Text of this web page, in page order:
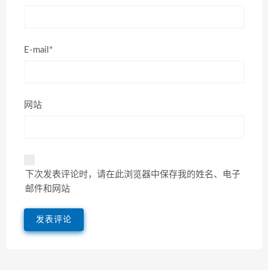
E-mail*
网站
下次发表评论时，请在此浏览器中保存我的姓名、电子
邮件和网站